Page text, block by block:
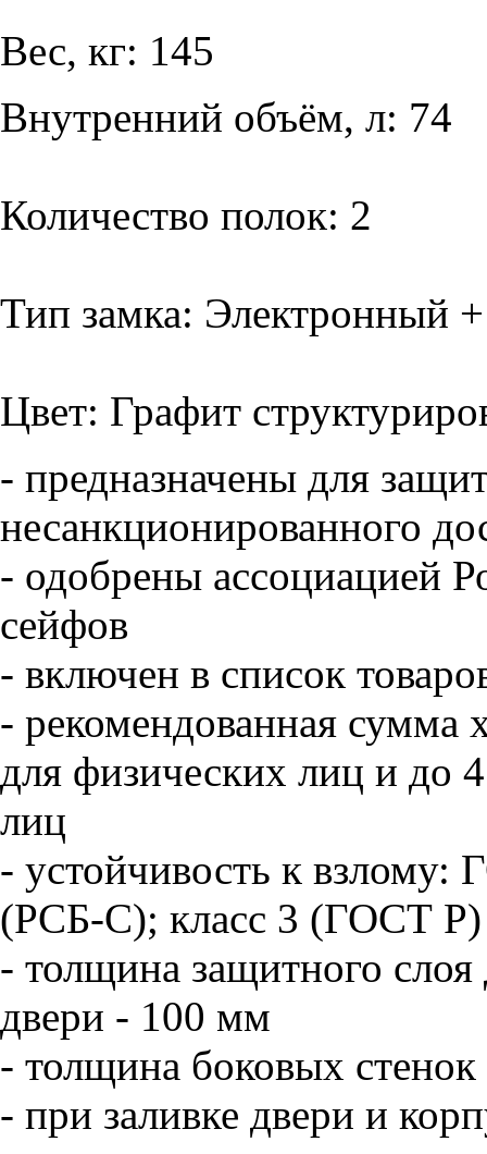
Вес, кг: 145
Внутренний объём, л: 74
Количество полок: 2
Тип замка: Электронный
Цвет: Графит
- предназначены для
несанкционированного
- одобрены ассоциацией
сейфов
- включен в список
- рекомендованная сумма
для физических лиц и до
лиц
- устойчивость к
(РСБ-С); класс 3 (ГОСТ Р)
- толщина защитного
двери - 100 мм
- толщина боковых
- при заливке двери и